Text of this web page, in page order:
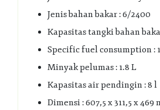
Jenis bahan bakar : 6/2400
Kapasitas tangki bahan
Specific fuel consumption :
Minyak pelumas : 1.8 L
Kapasitas air pendingin : 8 l
Dimensi : 607,5 x 311,5 x 469